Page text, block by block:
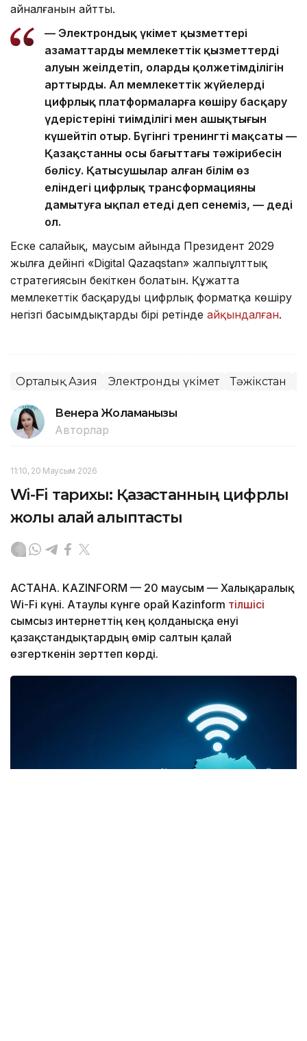
айналғанын айтты.
— Электрондық үкімет қызметтері
азаматтардың мемлекеттік қызметтерді
алуын жеңілдетіп, олардың қолжетімділігін
арттырды. Ал мемлекеттік жүйелерді
цифрлық платформаларға көшіру басқару
үдерістерінің тиімділігі мен ашықтығын
күшейтіп отыр. Бүгінгі тренингтің мақсаты —
Қазақстанның осы бағыттағы тәжірибесін
бөлісу. Қатысушылар алған білім өз
еліндегі цифрлық трансформацияны
дамытуға ықпал етеді деп сенеміз, — деді
ол.
Еске салайық, маусым айында Президент 2029
жылға дейінгі «Digital Qazaqstan» жалпыұлттық
стратегиясын бекіткен болатын. Құжатта
мемлекеттік басқаруды цифрлық форматқа көшіру
негізгі басымдықтардың бірі ретінде айқындалған.
Орталық Азия Электронды үкімет Тәжікстан
Венера Жоламанқызы
Авторлар
11:10, 20 Маусым 2026
Wi-Fi тарихы: Қазақстанның цифрлық
жолы қалай қалыптасты
АСТАНА. KAZINFORM — 20 маусым — Халықаралық
Wi-Fi күні. Атаулы күнге орай Kazinform тілшісі
сымсыз интернеттің кең қолданысқа енуі
қазақстандықтардың өмір салтын қалай
өзгерткенін зерттеп көрді.